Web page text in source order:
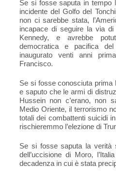
Se si fosse saputa in tempo
incidente del Golfo del
non ci sarebbe stata,
incapace di seguire la via
Kennedy, e avrebbe
democratica e pacifica
inaugurato venti anni
Francisco.
Se si fosse conosciuta prima
e saputo che le armi di
Hussein non c’erano, non
Medio Oriente, il terrorismo
totali dei combattenti suicidi
rischieremmo l’elezione di
Se si fosse saputa la verità
dell’uccisione di Moro,
decadenza in cui è stata